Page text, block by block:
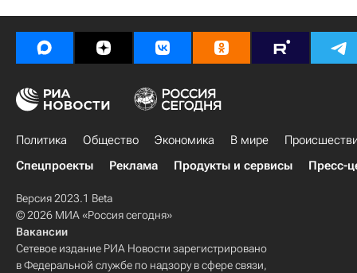
Политика Общество Экономика В мире
Спецпроекты
Реклама Продукты и сервисы Пресс-
Версия 2023.1 Beta
© 2026 МИА «Россия сегодня»
Вакансии
Сетевое издание РИА Новости зарегистрировано
в Федеральной службе по надзору в сфере связи,